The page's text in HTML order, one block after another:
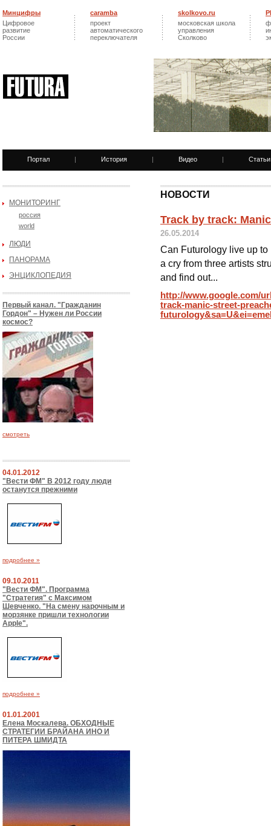
Минцифры
Цифровое
развитие
России
caramba
проект
автоматического
переключателя
skolkovo.ru
московская школа
управления
Сколково
Портал | История | Видео | Статьи
МОНИТОРИНГ
россия
world
ЛЮДИ
ПАНОРАМА
ЭНЦИКЛОПЕДИЯ
Первый канал. "Гражданин
Гордон" – Нужен ли России
космос?
смотреть
04.01.2012
"Вести ФМ" В 2012 году люди
останутся прежними
подробнее »
09.10.2011
"Вести ФМ". Программа
"Стратегия" с Максимом
Шевченко. "На смену нарочным и
морзянке пришли технологии
Apple".
подробнее »
01.01.2001
Елена Москалева. ОБХОДНЫЕ
СТРАТЕГИИ БРАЙАНА ИНО И
ПИТЕРА ШМИДТА
НОВОСТИ
Track by track:
26.05.2014
Can Futurology live up
a cry from three artists
and find out...
http://www.google.com/
track-manic-street-